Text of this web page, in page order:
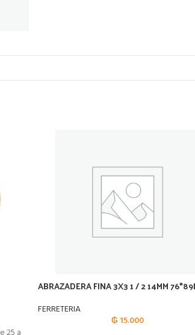
ABRAZADERA FINA 3X3 1 / 2 14MM
FERRETERIA
₲ 15.000